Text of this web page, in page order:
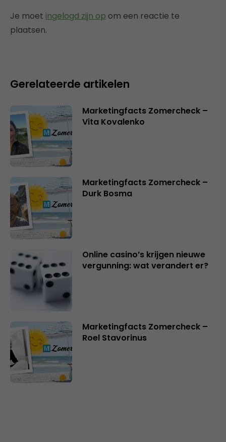
Je moet ingelogd zijn op om een reactie te
plaatsen.
Gerelateerde artikelen
Marketingfacts Zomercheck –
Vita Kovalenko
Marketingfacts Zomercheck –
Durk Bosma
Online casino’s krijgen nieuwe
vergunning: wat verandert er?
Marketingfacts Zomercheck –
Roel Stavorinus